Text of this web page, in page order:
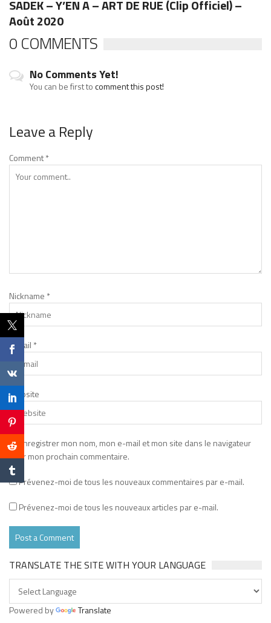
SADEK – Y’EN A – ART DE RUE (Clip Officiel) –
Août 2020
0 COMMENTS
No Comments Yet!
You can be first tocomment this post!
Leave a Reply
Comment*
Nickname *
E-mail *
Website
Enregistrer mon nom, mon e-mail et mon site dans le navigateur
pour mon prochain commentaire.
Prévenez-moi de tous les nouveaux commentaires par e-mail.
Prévenez-moi de tous les nouveaux articles par e-mail.
TRANSLATE THE SITE WITH YOUR LANGUAGE
Powered by Translate